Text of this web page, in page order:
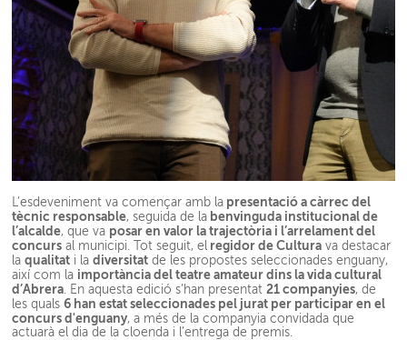
L’esdeveniment va començar amb la presentació a càrrec del
tècnic responsable, seguida de la benvinguda institucional de
l’alcalde, que va posar en valor la trajectòria i l’arrelament del
concurs al municipi. Tot seguit, el regidor de Cultura va destacar
laqualitat i ladiversitat de les propostes seleccionades enguany,
així com la importància del teatre amateur dins la vida cultural
d’Abrera . En aquesta edició s’han presentat21 companyies, de
les quals6 han estat seleccionades pel jurat per participar en el
concurs d'enguany, a més de la companyia convidada que
actuarà el dia de la cloenda i l’entrega de premis.